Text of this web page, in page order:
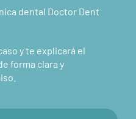
dental Doctor Dent
y te explicará el
forma clara y